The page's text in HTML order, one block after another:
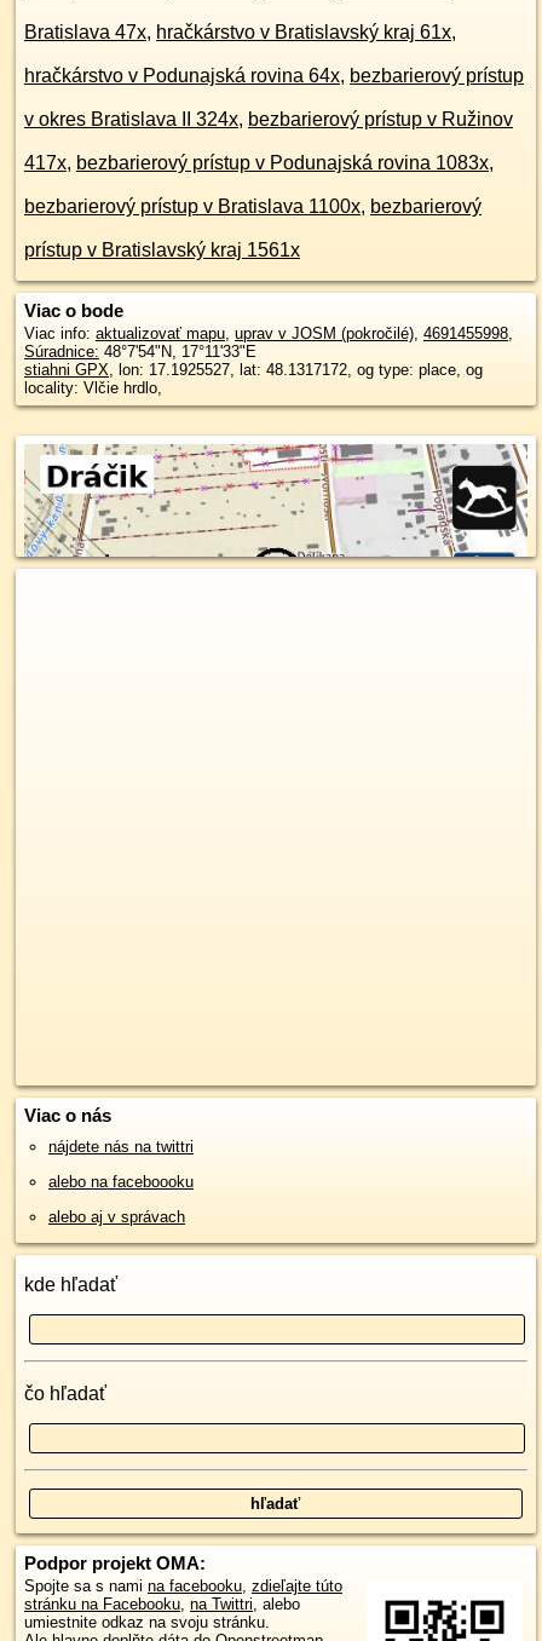
Bratislava 47x, hračkárstvo v Bratislavský kraj 61x,
hračkárstvo v Podunajská rovina 64x, bezbarierový prístup
v okres Bratislava II 324x, bezbarierový prístup v Ružinov
417x, bezbarierový prístup v Podunajská rovina 1083x,
bezbarierový prístup v Bratislava 1100x, bezbarierový
prístup v Bratislavský kraj 1561x
Viac o bode
Viac info: aktualizovať mapu, uprav v JOSM (pokročilé), 4691455998,
Súradnice: 48°7'54"N, 17°11'33"E
stiahni GPX, lon: 17.1925527, lat: 48.1317172, og type: place, og
locality: Vlčie hrdlo,
Viac o nás
nájdete nás na twittri
alebo na faceboooku
alebo aj v správach
kde hľadať
čo hľadať
Podpor projekt OMA:
Spojte sa s nami na facebooku, zdieľajte túto
stránku na Facebooku, na Twittri, alebo
umiestnite odkaz na svoju stránku.